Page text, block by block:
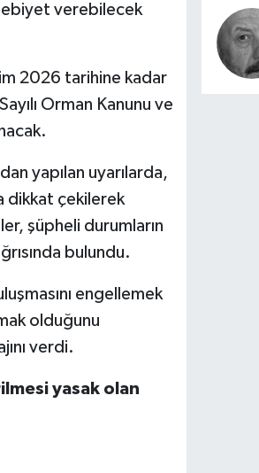
verebilecek
2026 tarihine kadar
Orman Kanunu ve
yapılan uyarılarda,
dikkat çekilerek
şüpheli durumların
bulundu.
engellemek
olduğunu
verdi.
yasak olan